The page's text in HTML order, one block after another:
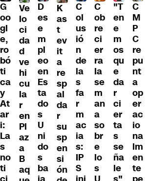
G
oo
gl
e,
ro
bó
ti
ca
y
At
ar
i:
La
s
no
ti
Ve
lo
ci
da
d
ve
hi
cu
la
r
en
Pl
az
a
B
aq
D
es
e
m
pl
eo
en
Es
ta
do
s
U
ni
do
s
ba
K
as
t
ev
it
a
re
sp
al
da
r
su
sp
en
si
ón
C
ol
us
ió
n
de
la
s
fa
r
m
ac
ia
s:
IP
S
C
ob
re
ci
er
ra
la
se
m
an
a
so
br
e
lo
s
"T
en
e
m
os
qu
e
da
r
ci
er
ta
s
se
ña
le
C
M
P
C
re
pu
nt
a
op
er
ac
io
na
lm
en
te